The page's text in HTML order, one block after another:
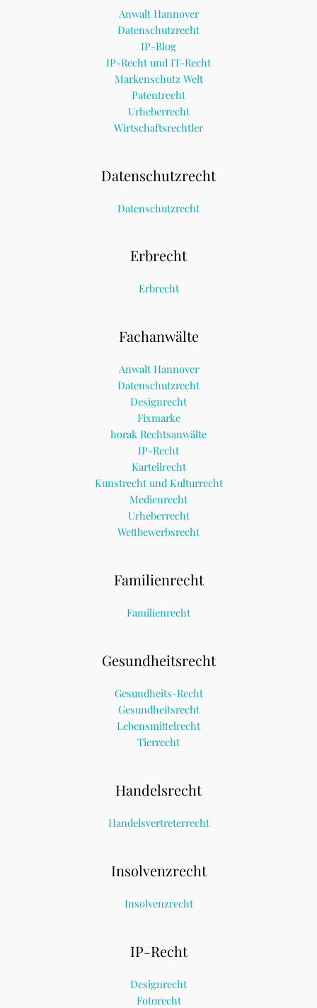
Anwalt Hannover
Datenschutzrecht
IP-Blog
IP-Recht und IT-Recht
Markenschutz Welt
Patentrecht
Urheberrecht
Wirtschaftsrechtler
Datenschutzrecht
Datenschutzrecht
Erbrecht
Erbrecht
Fachanwälte
Anwalt Hannover
Datenschutzrecht
Designrecht
Fixmarke
horak Rechtsanwälte
IP-Recht
Kartellrecht
Kunstrecht und Kulturrecht
Medienrecht
Urheberrecht
Wettbewerbsrecht
Familienrecht
Familienrecht
Gesundheitsrecht
Gesundheits-Recht
Gesundheitsrecht
Lebensmittelrecht
Tierrecht
Handelsrecht
Handelsvertreterrecht
Insolvenzrecht
Insolvenzrecht
IP-Recht
Designrecht
Fotorecht